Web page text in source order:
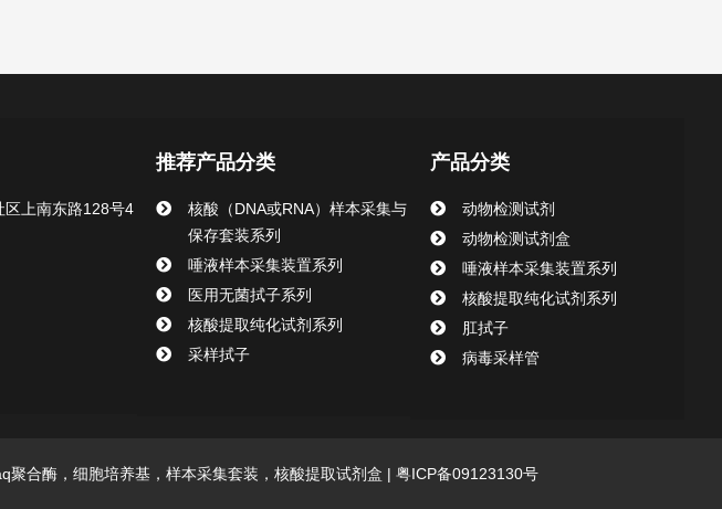
区上南东路128号4
推荐产品分类
核酸（DNA或RNA）样本采集与
保存套装系列
唾液样本采集装置系列
医用无菌拭子系列
核酸提取纯化试剂系列
采样拭子
产品分类
动物检测试剂
动物检测试剂盒
唾液样本采集装置系列
核酸提取纯化试剂系列
肛拭子
病毒采样管
合酶，细胞培养基，样本采集套装，核酸提取试剂盒 | 粤ICP备09123130号